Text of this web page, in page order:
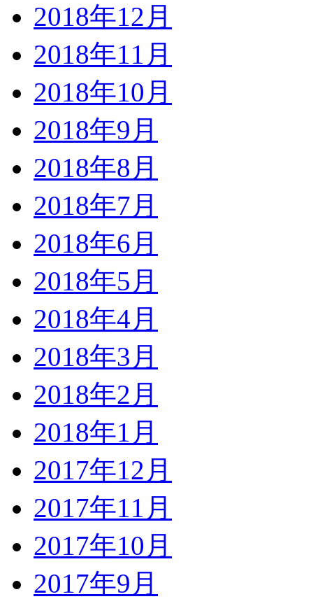
2018年12月
2018年11月
2018年10月
2018年9月
2018年8月
2018年7月
2018年6月
2018年5月
2018年4月
2018年3月
2018年2月
2018年1月
2017年12月
2017年11月
2017年10月
2017年9月